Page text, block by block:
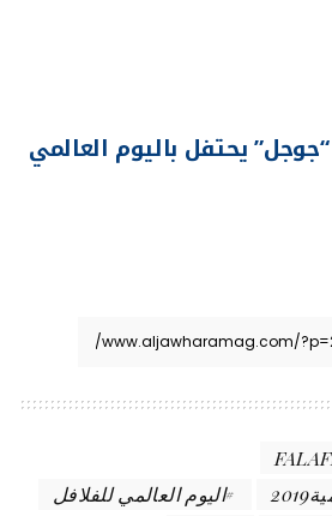
يحتفل باليوم العالمي
اليوم العالمي للفلافل